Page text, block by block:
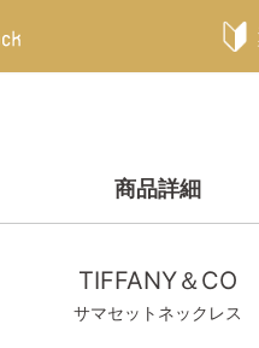
商品詳細
TIFFANY＆CO
サマセットネックレス